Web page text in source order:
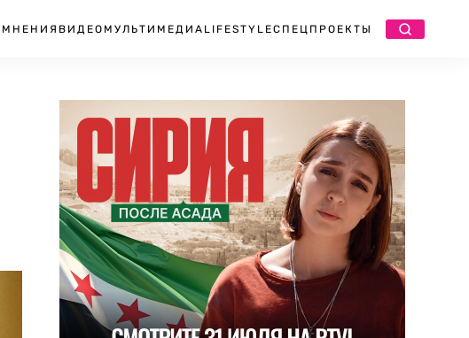
МНЕНИЯ ВИДЕО МУЛЬТИМЕДИА LIFESTYLEСПЕЦПРОЕКТЫ